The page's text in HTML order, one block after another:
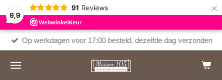
9,9
91 Reviews ×
Op werkdagen voor 17:00 besteld, dezelfde dag verzonden